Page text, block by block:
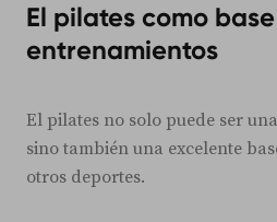
El pilates como
entrenamientos
El pilates no solo puede ser
sino también una excelente
otros deportes.